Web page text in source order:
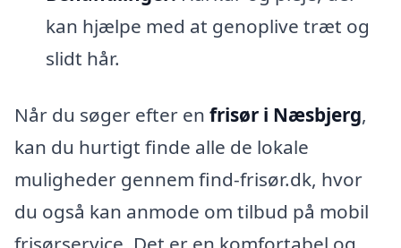
kan hjælpe med at genoplive træt og
slidt hår.
Når du søger efter en frisør i Næsbjerg,
kan du hurtigt finde alle de lokale
muligheder gennem find-frisør.dk, hvor
du også kan anmode om tilbud på mobil